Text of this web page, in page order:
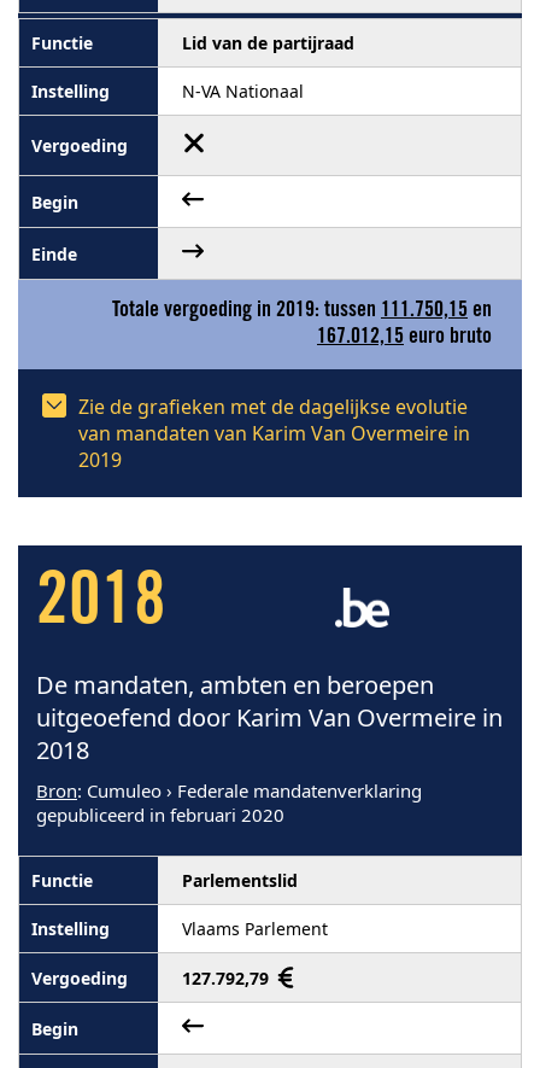
Lid van de partijraad
N-VA Nationaal
Totale vergoeding in 2019: tussen 111.750,15 en
167.012,15 euro bruto
Zie de grafieken met de dagelijkse evolutie
van mandaten van Karim Van Overmeire in
2019
2018
De mandaten, ambten en beroepen
uitgeoefend door Karim Van Overmeire in
2018
Bron: Cumuleo › Federale mandatenverklaring
gepubliceerd in februari 2020
Parlementslid
Vlaams Parlement
127.792,79